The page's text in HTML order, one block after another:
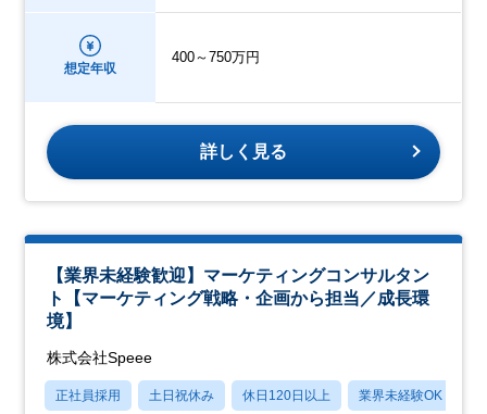
想定年収
400～750万円
詳しく見る
【業界未経験歓迎】マーケティングコンサルタン
ト【マーケティング戦略・企画から担当／成長環
境】
株式会社Speee
正社員採用 土日祝休み 休日120日以上 業界未経験OK